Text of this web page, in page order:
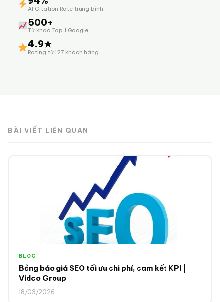
AI Citation Rate trung bình
500+
Từ khoá Top 1 Google
4.9★
Rating từ 127 khách hàng
BÀI VIẾT LIÊN QUAN
BLOG
Bảng báo giá SEO tối ưu chi phí, cam kết KPI |
Vidco Group
18/03/2026